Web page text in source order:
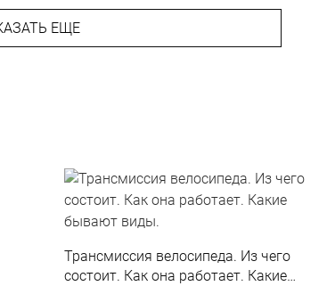
ЕЩЕ
Трансмиссия велосипеда. Из чего
состоит. Как она работает. Какие